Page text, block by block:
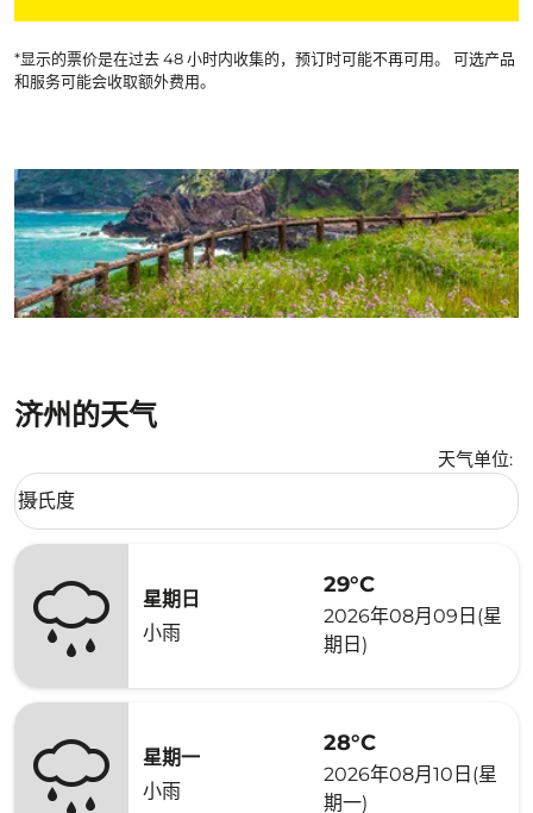
*显示的票价是在过去 48 小时内收集的，预订时可能不再可用。 可选产品
和服务可能会收取额外费用。
济州的天气
天气单位:
Weather unit option 摄氏度 Selected
摄氏度
keyboard_arrow_down
星期日
小雨
29°C
2026年08月09日(星
期日)
星期一
小雨
28°C
2026年08月10日(星
期一)